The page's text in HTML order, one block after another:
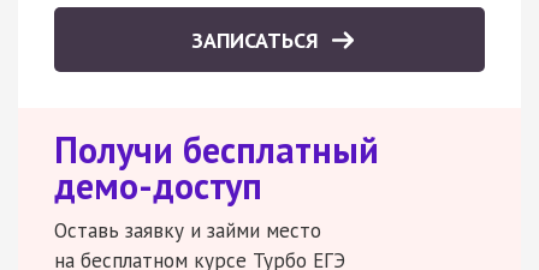
ЗАПИСАТЬСЯ
Получи бесплатный
демо-доступ
Оставь заявку и займи место
на бесплатном курсе Турбо ЕГЭ